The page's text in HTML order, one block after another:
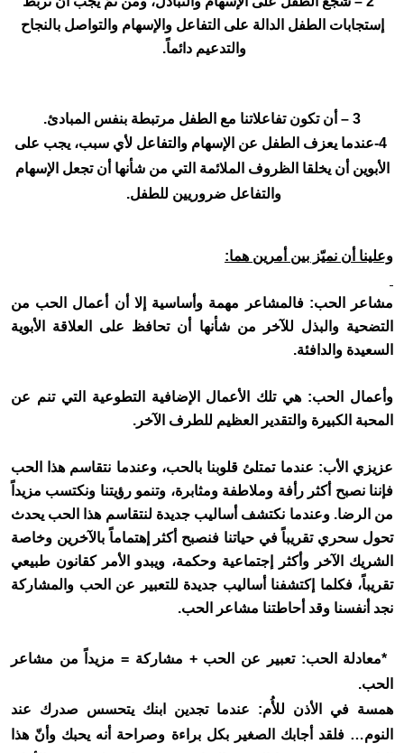
إستجابات الطفل الدالة على التفاعل والإسهام والتواصل بالنجاح
والتدعيم دائماً.
3 – أن تكون تفاعلاتنا مع الطفل مرتبطة بنفس المبادئ
.
-4عندما يعزف الطفل عن الإسهام والتفاعل لأي سبب، يجب على
الأبوين أن يخلقا الظروف الملائمة التي من شأنها أن تجعل الإسهام
والتفاعل ضروريين للطفل.
وعلينا أن نميّز بين أمرين هما:
مشاعر الحب: فالمشاعر مهمة وأساسية إلا أن أعمال الحب من
التضحية والبذل للآخر من شأنها أن تحافظ على العلاقة الأبوية
السعيدة والدافئة.
وأعمال الحب: هي تلك الأعمال الإضافية التطوعية التي تنم عن
المحبة الكبيرة والتقدير العظيم للطرف الآخر .
عزيزي الأب: عندما تمتلئ قلوبنا بالحب، وعندما نتقاسم هذا الحب
فإننا نصبح أكثر رأفة وملاطفة ومثابرة، وتنمو رؤيتنا ونكتسب مزيداً
من الرضا. وعندما نكتشف أساليب جديدة لنتقاسم هذا الحب يحدث
تحول سحري تقريباً في حياتنا فنصبح أكثر إهتماماً بالآخرين وخاصة
الشريك الآخر وأكثر إجتماعية وحكمة، ويبدو الأمر كقانون طبيعي
تقريباً، فكلما إكتشفنا أساليب جديدة للتعبير عن الحب والمشاركة
نجد أنفسنا وقد أحاطتنا مشاعر الحب.
*معادلة الحب: تعبير عن الحب + مشاركة = مزيداً من مشاعر
الحب.
همسة في الأذن للأُم: عندما تجدين ابنك يتحسس صدرك عند
النوم… فلقد أجابك الصغير بكل براءة وصراحة أنه يحبك وأنّ هذا